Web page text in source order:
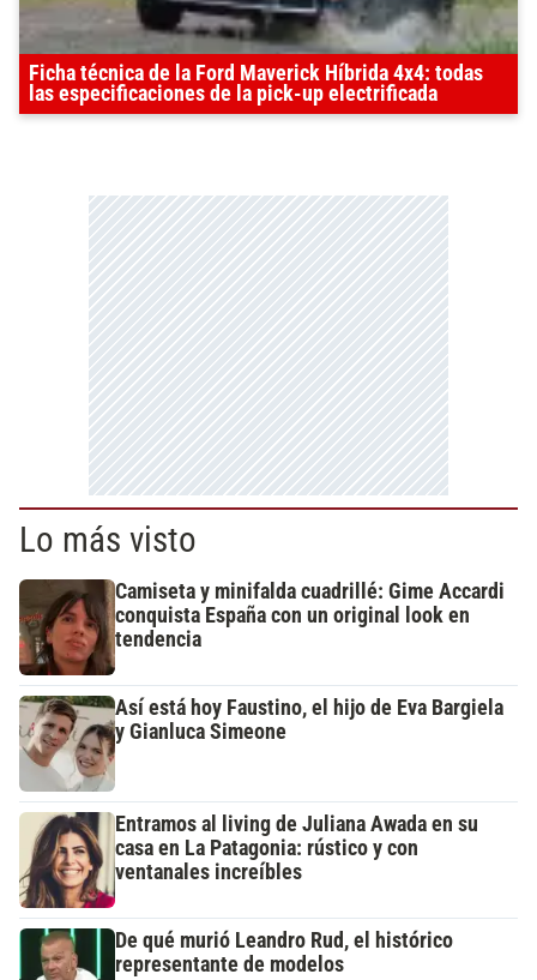
Ficha técnica de la Ford Maverick Híbrida 4x4: todas
las especificaciones de la pick-up electrificada
Lo más visto
Camiseta y minifalda cuadrillé: Gime Accardi
conquista España con un original look en
tendencia
Así está hoy Faustino, el hijo de Eva Bargiela
y Gianluca Simeone
Entramos al living de Juliana Awada en su
casa en La Patagonia: rústico y con
ventanales increíbles
De qué murió Leandro Rud, el histórico
representante de modelos